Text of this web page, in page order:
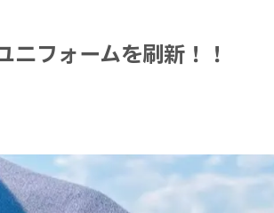
フォームを刷新！！